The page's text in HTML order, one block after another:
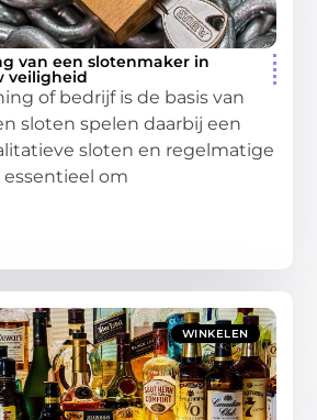
van een slotenmaker in
veiligheid
of bedrijf is de basis van
sloten spelen daarbij een
sloten en regelmatige
om
WINKELEN